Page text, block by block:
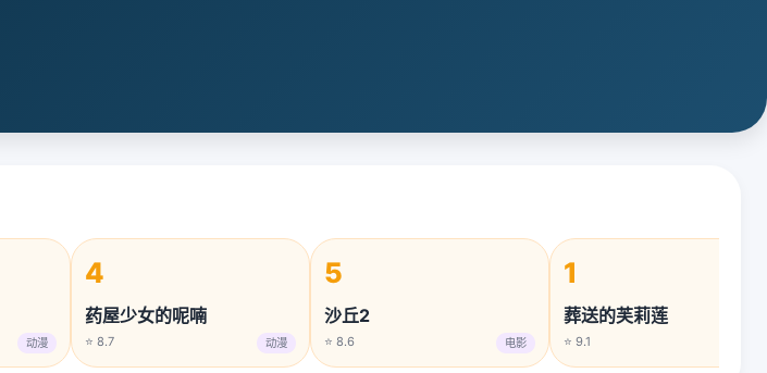
动漫
4
药屋少女的呢喃
⭐ 8.7 动漫
5
沙丘2
⭐ 8.6 电影
1
葬送的芙莉莲
⭐ 9.1